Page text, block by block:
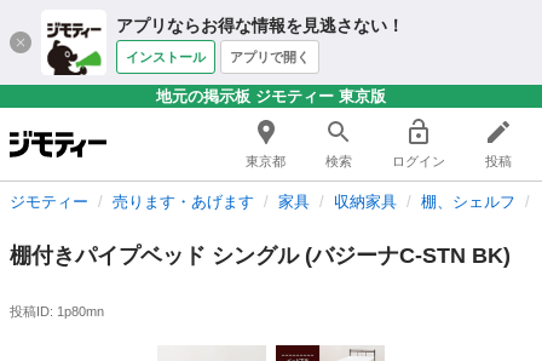
アプリならお得な情報を見逃さない！
インストール アプリで開く
地元の掲示板 ジモティー 東京版
東京都 検索 ログイン 投稿
ジモティー 売ります・あげます 家具 収納家具 棚、シェルフ
棚付きパイプベッド シングル (バジーナC-STN BK)
投稿ID: 1p80mn